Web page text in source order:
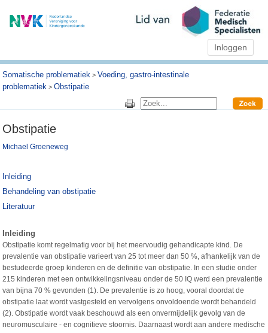
Inloggen
Somatische problematiek >Voeding, gastro-intestinale
problematiek >Obstipatie
Obstipatie
Michael Groeneweg
Inleiding
Behandeling van obstipatie
Literatuur
Inleiding
Obstipatie komt regelmatig voor bij het meervoudig gehandicapte kind. De
prevalentie van obstipatie varieert van 25 tot meer dan 50 %, afhankelijk van de
bestudeerde groep kinderen en de definitie van obstipatie. In een studie onder
215 kinderen met een ontwikkelingsniveau onder de 50 IQ werd een prevalentie
van bijna 70 % gevonden (1). De prevalentie is zo hoog, vooral doordat de
obstipatie laat wordt vastgesteld en vervolgens onvoldoende wordt behandeld
(2). Obstipatie wordt vaak beschouwd als een onvermijdelijk gevolg van de
neuromusculaire - en cognitieve stoornis. Daarnaast wordt aan andere medische